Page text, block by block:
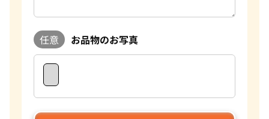
任意 お品物のお写真